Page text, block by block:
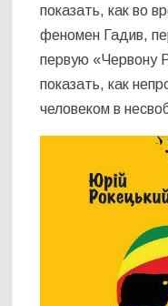
показать, как во
феномен Гадив,
первую «Червону
показать, как
человеком в